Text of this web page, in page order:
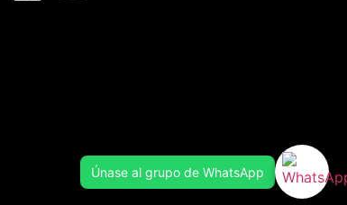
Únase al grupo de WhatsApp